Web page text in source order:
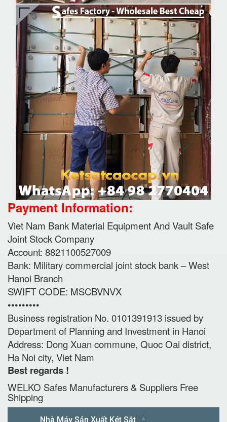
Payment Information:
Viet Nam Bank Material Equipment And Vault Safe
Joint Stock Company
Account: 8821100527009
Bank: Military commercial joint stock bank – West
Hanoi Branch
SWIFT CODE: MSCBVNVX
•••••••••
Business registration No. 0101391913 issued by
Department of Planning and Investment in Hanoi
Address: Dong Xuan commune, Quoc Oai district,
Ha Noi city, Viet Nam
Best regards !
WELKO Safes Manufacturers & Suppliers‎ Free
Shipping